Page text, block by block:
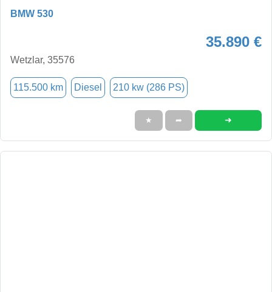
BMW 530
35.890 €
Wetzlar, 35576
115.500 km Diesel 210 kw (286 PS)
★ ➦ ➜